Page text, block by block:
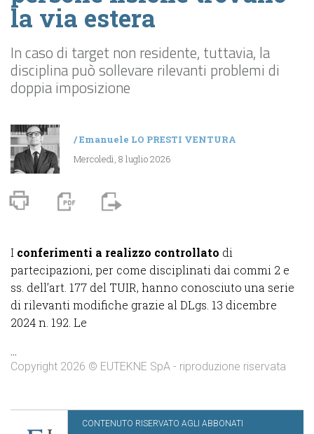
la via estera
In caso di target non residente, tuttavia, la
disciplina può sollevare rilevanti problemi di
doppia imposizione
/Emanuele LO PRESTI VENTURA
Mercoledì, 8 luglio 2026
I conferimenti a realizzo controllato di
partecipazioni, per come disciplinati dai commi 2 e
ss. dell’art. 177 del TUIR, hanno conosciuto una serie
di rilevanti modifiche grazie al DLgs. 13 dicembre
2024 n. 192. Le
...
Copyright 2026 © EUTEKNE SpA - riproduzione riservata
CONTENUTO RISERVATO AGLI ABBONATI